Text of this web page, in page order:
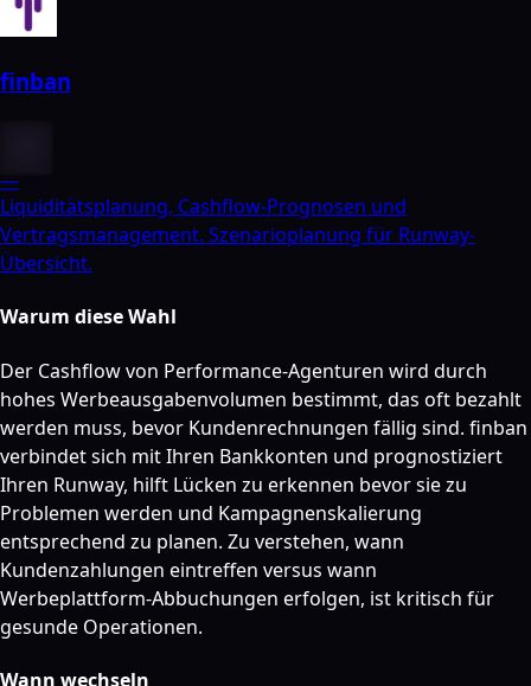
finban
—
Liquiditätsplanung, Cashflow-Prognosen und
Vertragsmanagement. Szenarioplanung für Runway-
Übersicht.
Warum diese Wahl
Der Cashflow von Performance-Agenturen wird durch
hohes Werbeausgabenvolumen bestimmt, das oft bezahlt
werden muss, bevor Kundenrechnungen fällig sind. finban
verbindet sich mit Ihren Bankkonten und prognostiziert
Ihren Runway, hilft Lücken zu erkennen bevor sie zu
Problemen werden und Kampagnenskalierung
entsprechend zu planen. Zu verstehen, wann
Kundenzahlungen eintreffen versus wann
Werbeplattform-Abbuchungen erfolgen, ist kritisch für
gesunde Operationen.
Wann wechseln